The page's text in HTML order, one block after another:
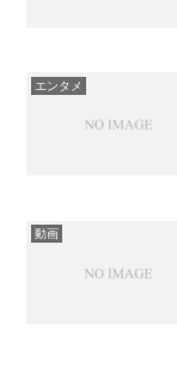
エンタメ
動画